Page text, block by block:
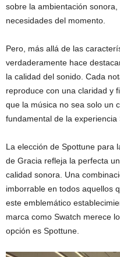
sobre la ambientación
necesidades del momento.
Pero, más allá de las
verdaderamente hace
la calidad del sonido. Cada
reproduce con una claridad y
que la música no sea solo un
fundamental de la experiencia
La elección de Spottune para
de Gracia refleja la perfecta
calidad sonora. Una
imborrable en todos aquellos
este emblemático
marca como Swatch merece
opción es Spottune.